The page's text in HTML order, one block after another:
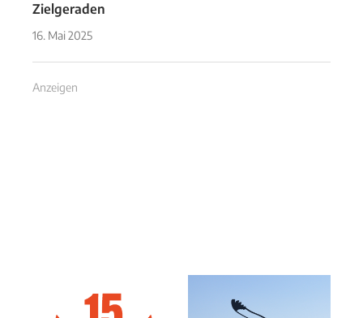
Zielgeraden
16. Mai 2025
Anzeigen